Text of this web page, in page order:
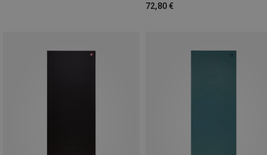
72,80 €